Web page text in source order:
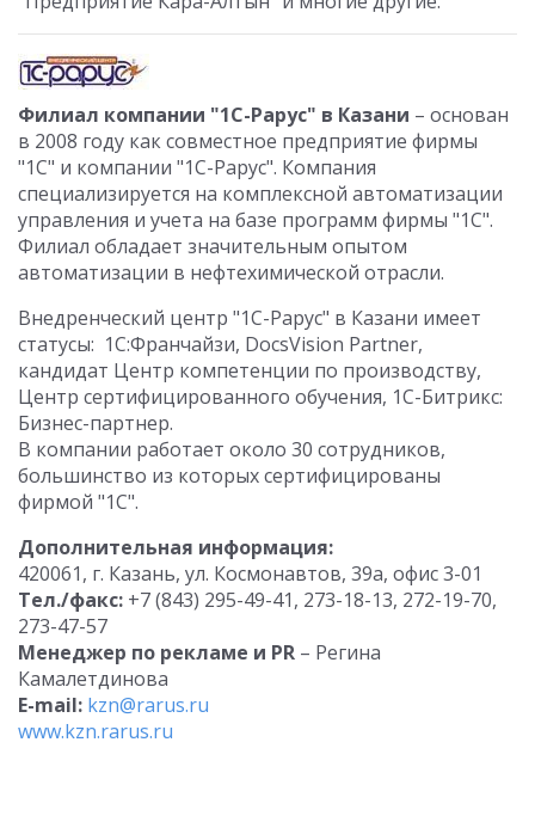
Филиал компании "1С-Рарус" в Казани – основан
в 2008 году как совместное предприятие фирмы
"1С" и компании "1С-Рарус". Компания
специализируется на комплексной автоматизации
управления и учета на базе программ фирмы "1С".
Филиал обладает значительным опытом
автоматизации в нефтехимической отрасли.
Внедренческий центр "1С-Рарус" в Казани имеет
статусы: 1С:Франчайзи, DocsVision Partner,
кандидат Центр компетенции по производству,
Центр сертифицированного обучения, 1С-Битрикс:
Бизнес-партнер.
В компании работает около 30 сотрудников,
большинство из которых сертифицированы
фирмой "1С".
Дополнительная информация:
420061, г. Казань, ул. Космонавтов, 39а, офис 3-01
Тел./факс: +7 (843) 295-49-41, 273-18-13, 272-19-70,
273-47-57
Менеджер по рекламе и PR – Регина
Камалетдинова
E-mail: kzn@rarus.ru
www.kzn.rarus.ru